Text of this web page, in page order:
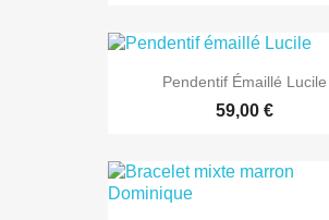
Pendentif Émaillé Lucile
59,00 €